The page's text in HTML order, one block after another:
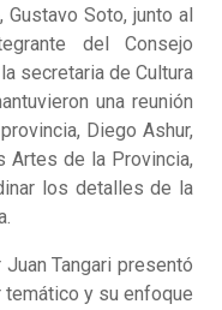
Soto, junto al
del Consejo
secretaria de Cultura
una reunión
Diego Ashur,
Artes de la Provincia,
los detalles de la
Juan Tangari presentó
temático y su enfoque